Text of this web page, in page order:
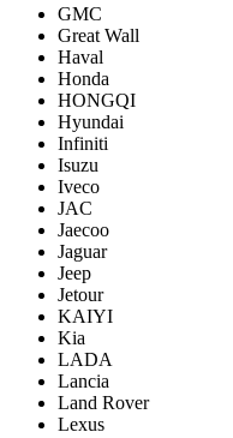
GMC
Great Wall
Haval
Honda
HONGQI
Hyundai
Infiniti
Isuzu
Iveco
JAC
Jaecoo
Jaguar
Jeep
Jetour
KAIYI
Kia
LADA
Lancia
Land Rover
Lexus